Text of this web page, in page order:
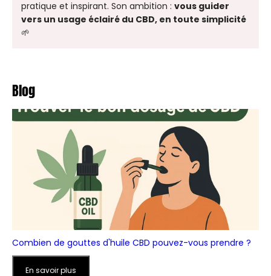
pratique et inspirant. Son ambition : vous guider
vers un usage éclairé du CBD, en toute simplicité
🌱
Blog
Combien de gouttes d'huile CBD pouvez-vous prendre ?
En savoir plus